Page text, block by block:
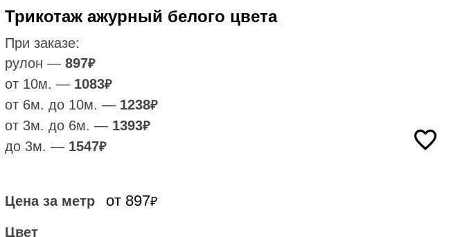
Трикотаж ажурный белого цвета
При заказе:
рулон — 897₽
от 10м. — 1083₽
от 6м. до 10м. — 1238₽
от 3м. до 6м. — 1393₽
до 3м. — 1547₽
Цена за метр от 897₽
Цвет